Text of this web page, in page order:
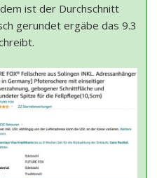
ist der Durchschnitt
gerundet ergäbe das 9.3